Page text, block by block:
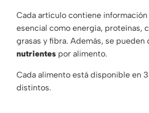
Cada artículo contiene
esencial como energía, proteínas,
grasas y fibra. Además, se pueden
nutrientes por alimento.
Cada alimento está disponible en
distintos.